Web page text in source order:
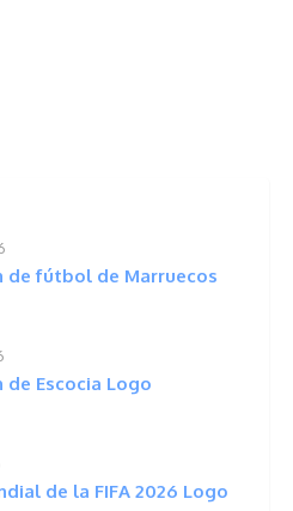
de fútbol de Marruecos
de Escocia Logo
de la FIFA 2026 Logo